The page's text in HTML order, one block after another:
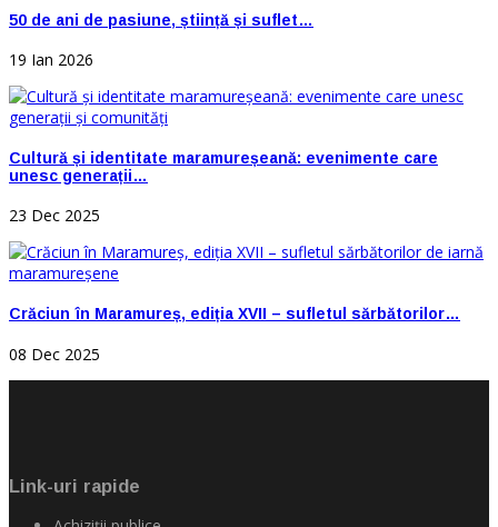
50 de ani de pasiune, știință și suflet…
19 Ian 2026
Cultură și identitate maramureșeană: evenimente care
unesc generații…
23 Dec 2025
Crăciun în Maramureș, ediția XVII – sufletul sărbătorilor…
08 Dec 2025
Link-uri rapide